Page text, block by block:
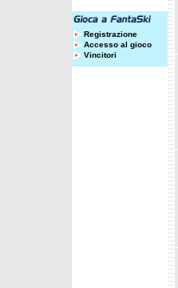
Registrazione
Accesso al gioco
Vincitori